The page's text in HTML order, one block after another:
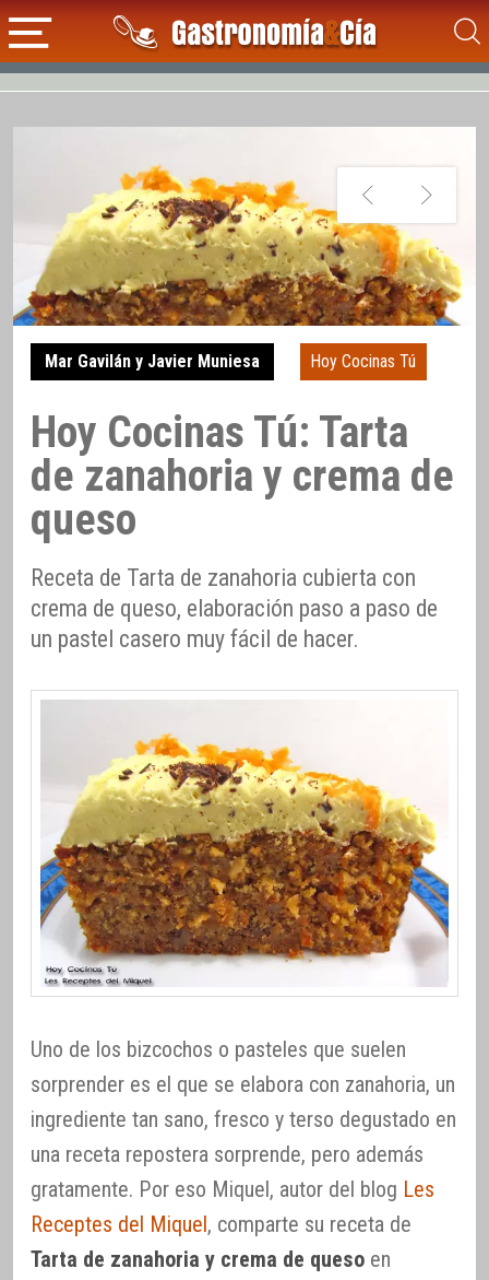
Mar Gavilán y Javier Muniesa Hoy Cocinas Tú
Hoy Cocinas Tú: Tarta
de zanahoria y crema de
queso
Receta de Tarta de zanahoria cubierta con
crema de queso, elaboración paso a paso de
un pastel casero muy fácil de hacer.
Uno de los bizcochos o pasteles que suelen
sorprender es el que se elabora con zanahoria, un
ingrediente tan sano, fresco y terso degustado en
una receta repostera sorprende, pero además
gratamente. Por eso Miquel, autor del blog Les
Receptes del Miquel , comparte su receta de
Tarta de zanahoria y crema de queso en